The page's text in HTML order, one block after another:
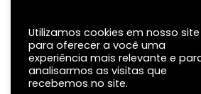
LINHA DO TEMPO DA
EXPOSIÇÃO
Utilizamos cookies em nosso site
para oferecer a você uma
experiência mais relevante e
analisarmos as visitas que
recebemos no site.